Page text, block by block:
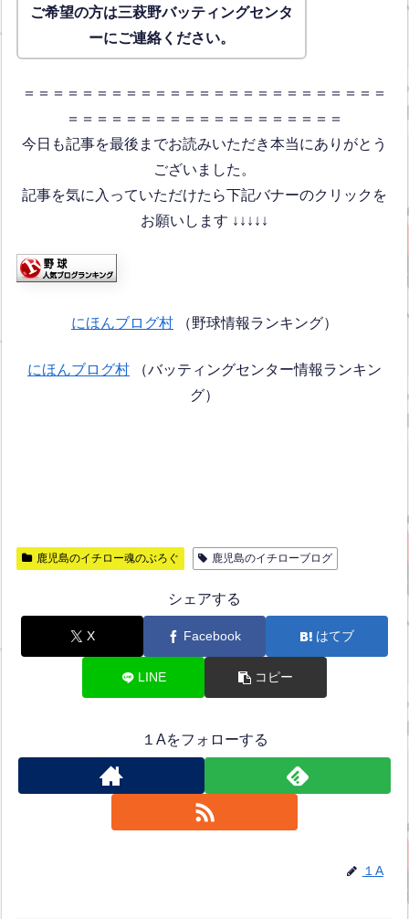
ご希望の方は三萩野バッティングセンタ
ーにご連絡ください。
＝＝＝＝＝＝＝＝＝＝＝＝＝＝＝＝＝＝＝＝＝＝＝＝＝
＝＝＝＝＝＝＝＝＝＝＝＝＝＝＝＝＝＝＝
今日も記事を最後までお読みいただき本当にありがとう
ございました。
記事を気に入っていただけたら下記バナーのクリックを
お願いします ↓↓↓↓↓
にほんブログ村 （野球情報ランキング）
にほんブログ村 （バッティングセンター情報ランキン
グ）
鹿児島のイチロー魂のぶろぐ 鹿児島のイチローブログ
シェアする
X Facebook はてブ
LINE コピー
１Aをフォローする
１A